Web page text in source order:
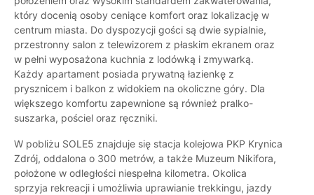
który docenią osoby ceniące komfort oraz lokalizację w
centrum miasta. Do dyspozycji gości są dwie sypialnie,
przestronny salon z telewizorem z płaskim ekranem oraz
w pełni wyposażona kuchnia z lodówką i zmywarką.
Każdy apartament posiada prywatną łazienkę z
prysznicem i balkon z widokiem na okoliczne góry. Dla
większego komfortu zapewnione są również pralko-
suszarka, pościel oraz ręczniki.
W pobliżu SOLE5 znajduje się stacja kolejowa PKP Krynica
Zdrój, oddalona o 300 metrów, a także Muzeum Nikifora,
położone w odległości niespełna kilometra. Okolica
sprzyja rekreacji i umożliwia uprawianie trekkingu, jazdy